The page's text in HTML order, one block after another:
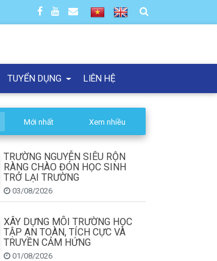
TUYỂN DỤNG LIÊN HỆ
Mới nhất Xem nhiều
TRƯỜNG NGUYỄN SIÊU RỘN
RÀNG CHÀO ĐÓN HỌC SINH
TRỞ LẠI TRƯỜNG
03/08/2026
XÂY DỰNG MÔI TRƯỜNG HỌC
TẬP AN TOÀN, TÍCH CỰC VÀ
TRUYỀN CẢM HỨNG
01/08/2026